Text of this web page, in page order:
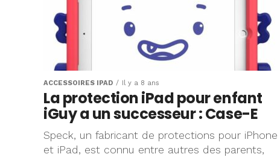
ACCESSOIRES IPAD Il y a 8 ans
La protection iPad pour enfant
iGuy a un successeur : Case-E
Speck, un fabricant de protections pour iPhone
et iPad, est connu entre autres des parents,